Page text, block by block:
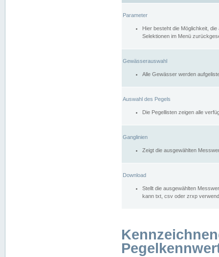
Parameter
Hier besteht die Möglichkeit,
Selektionen im Menü
Gewässerauswahl
Alle Gewässer werden
Auswahl des Pegels
Die Pegellisten zeigen alle
Ganglinien
Zeigt die ausgewählten
Download
Stellt die ausgewählten
kann txt, csv oder zrxp